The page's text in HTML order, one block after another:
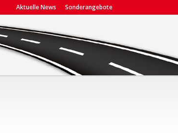
Aktuelle News Sonderangebote